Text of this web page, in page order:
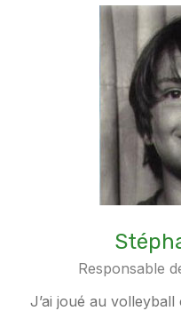
Responsable
J’ai joué au volleyball